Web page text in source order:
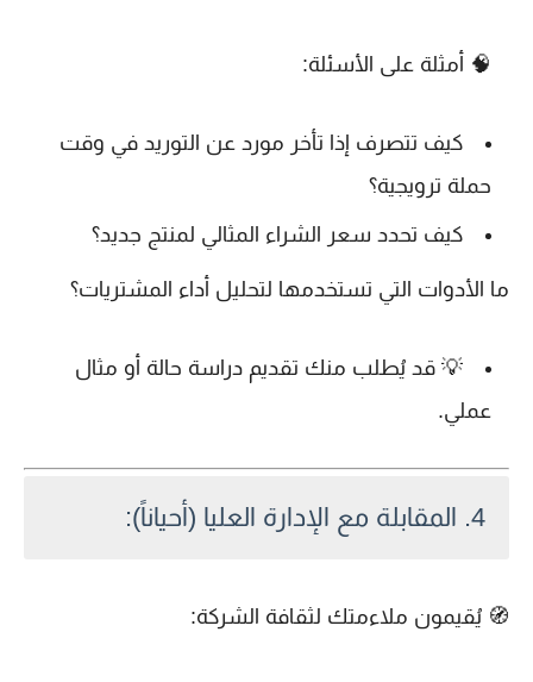
🧠 أمثلة على الأسئلة:
كيف تتصرف إذا تأخر مورد عن التوريد في وقت
حملة ترويجية؟
كيف تحدد سعر الشراء المثالي لمنتج جديد؟
ما الأدوات التي تستخدمها لتحليل أداء المشتريات؟
💡 قد يُطلب منك تقديم دراسة حالة أو مثال
عملي.
4. المقابلة مع الإدارة العليا (أحياناً):
🧭 يُقيمون ملاءمتك لثقافة الشركة: